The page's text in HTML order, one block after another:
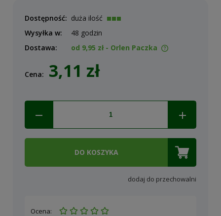
Dostępność: duża ilość
Wysyłka w:
48 godzin
Dostawa:
od 9,95 zł - Orlen Paczka
Cena: 3,11 zł
DO KOSZYKA
dodaj do przechowalni
Ocena: